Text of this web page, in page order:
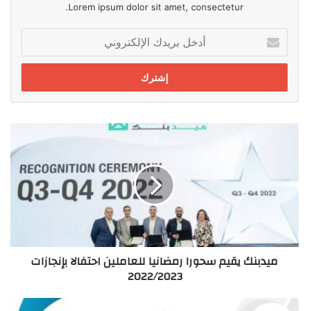
Lorem ipsum dolor sit amet, consectetur.
بريدك
الإلكتروني
للعاملين
بإنجازات
2022/2023
ميدبنك يقيم سحورا رمضانيا للعاملين احتفالا بإنجازات
2022/2023
هاتف